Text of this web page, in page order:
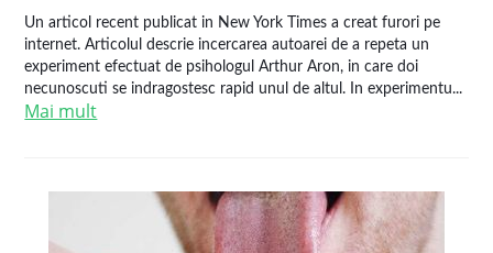
Un articol recent publicat in New York Times a creat furori pe
internet. Articolul descrie incercarea autoarei de a repeta un
experiment efectuat de psihologul Arthur Aron, in care doi
necunoscuti se indragostesc rapid unul de altul. In experimentu...
Mai mult